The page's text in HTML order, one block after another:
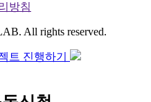
방침
All rights reserved.
트 진행하기